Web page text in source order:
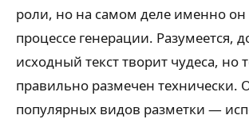
роли, но на самом деле именно он
процессе генерации. Разумеется,
исходный текст творит чудеса, но
правильно размечен технически.
популярных видов разметки —